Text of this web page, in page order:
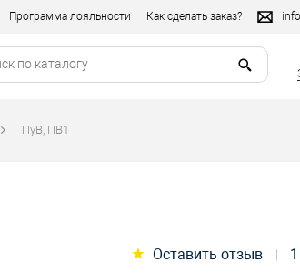
Программа лояльности Как сделать заказ?
ПуВ, ПВ1
★ Оставить отзыв